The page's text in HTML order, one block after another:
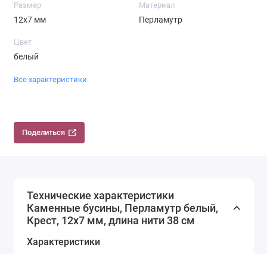
Размер
12х7 мм
Материал
Перламутр
Цвет
белый
Все характеристики
Поделиться
Технические характеристики
Каменные бусины, Перламутр белый,
Крест, 12х7 мм, длина нити 38 см
Характеристики